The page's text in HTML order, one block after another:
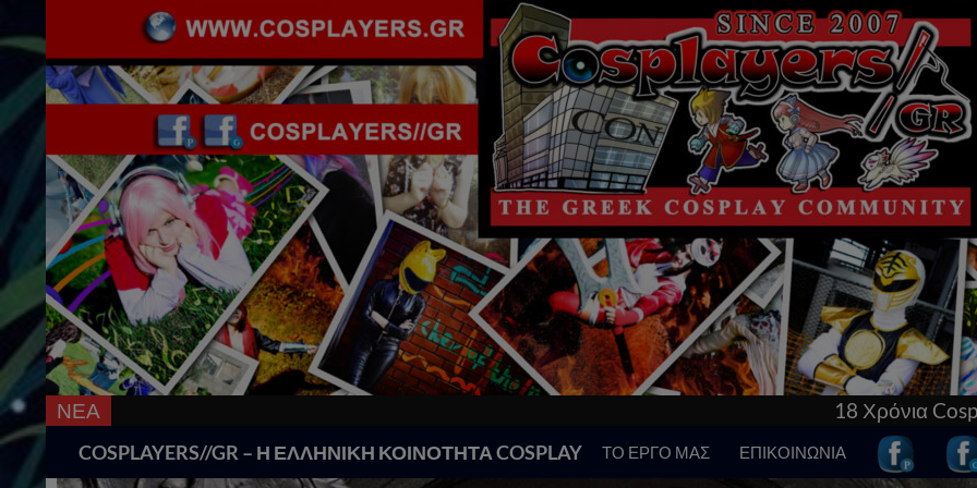
ΝΕΑ 18 Χρόνια Cosplay στην
COSPLAYERS//GR – Η ΕΛΛΗΝΙΚΗ ΚΟΙΝΟΤΗΤΑ COSPLAY ΤΟ ΕΡΓΟ ΜΑΣ ΕΠΙΚΟΙΝΩΝΙΑ